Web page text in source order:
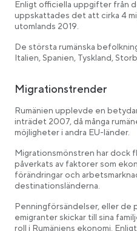
Enligt officiella uppgifter från
uppskattades det att cirka 4
utomlands 2019.
De största rumänska
Italien, Spanien, Tyskland,
Migrationstrender
Rumänien upplevde en
inträdet 2007, då många
möjligheter i andra EU-länder.
Migrationsmönstren har dock
påverkats av faktorer som
förändringar och
destinationsländerna.
Penningförsändelser, eller de
emigranter skickar till sina
roll i Rumäniens ekonomi.